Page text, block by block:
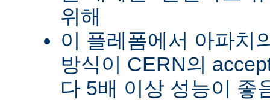
위해
이 플레폼에서 아파치
방식이 CERN의
다 5배 이상 성능이 좋